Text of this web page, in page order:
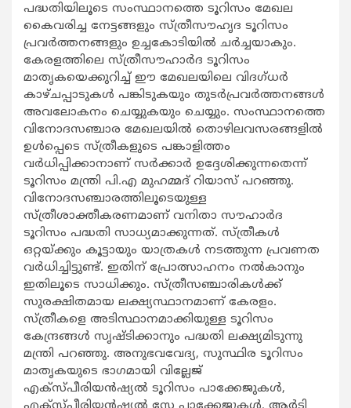
പദ്ധതിയിലൂടെ സംസ്ഥാനത്തെ ടൂറിസം മേഖല
കൈവരിച്ച നേട്ടങ്ങളും സ്ത്രീസൗഹൃദ ടൂറിസം
പ്രവര്‍ത്തനങ്ങളും ഉച്ചകോടിയില്‍ ചര്‍ച്ചയാകും.
കേരളത്തിലെ സ്ത്രീസൗഹാര്‍ദ ടൂറിസം
മാതൃകയെക്കുറിച്ച് ഈ മേഖലയിലെ വിദഗ്ധര്‍
കാഴ്ചപ്പാടുകള്‍ പങ്കിടുകയും തുടര്‍പ്രവര്‍ത്തനങ്ങള്‍
അവലോകനം ചെയ്യുകയും ചെയ്യും. സംസ്ഥാനത്തെ
വിനോദസഞ്ചാര മേഖലയില്‍ തൊഴിലവസരങ്ങളില്‍
ഉള്‍പ്പെടെ സ്ത്രീകളുടെ പങ്കാളിത്തം
വര്‍ധിപ്പിക്കാനാണ് സര്‍ക്കാര്‍ ഉദ്ദേശിക്കുന്നതെന്ന്
ടൂറിസം മന്ത്രി പി.എ മുഹമ്മദ് റിയാസ് പറഞ്ഞു.
വിനോദസഞ്ചാരത്തിലൂടെയുള്ള
സ്ത്രീശാക്തീകരണമാണ് വനിതാ സൗഹാര്‍ദ
ടൂറിസം പദ്ധതി സാധ്യമാക്കുന്നത്. സ്ത്രീകള്‍
ഒറ്റയ്ക്കും കൂട്ടായും യാത്രകള്‍ നടത്തുന്ന പ്രവണത
വര്‍ധിച്ചിട്ടുണ്ട്. ഇതിന് പ്രോത്സാഹനം നല്‍കാനും
ഇതിലൂടെ സാധിക്കും. സ്ത്രീസഞ്ചാരികള്‍ക്ക്
സുരക്ഷിതമായ ലക്ഷ്യസ്ഥാനമാണ് കേരളം.
സ്ത്രീകളെ അടിസ്ഥാനമാക്കിയുള്ള ടൂറിസം
കേന്ദ്രങ്ങള്‍ സൃഷ്ടിക്കാനും പദ്ധതി ലക്ഷ്യമിടുന്നു
മന്ത്രി പറഞ്ഞു. അനുഭവവേദ്യ, സുസ്ഥിര ടൂറിസം
മാതൃകയുടെ ഭാഗമായി വില്ലേജ്
എക്സ്പീരിയന്‍ഷ്യല്‍ ടൂറിസം പാക്കേജുകള്‍,